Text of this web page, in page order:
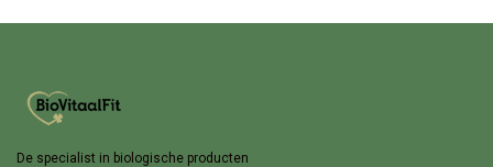
De specialist in biologische producten